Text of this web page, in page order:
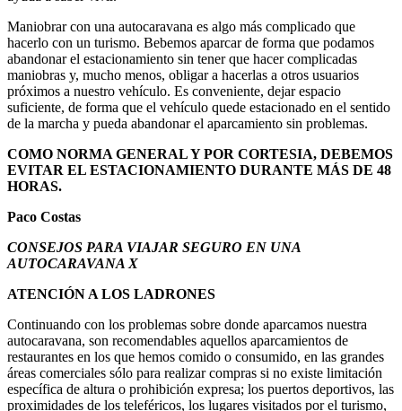
Maniobrar con una autocaravana es algo más complicado que
hacerlo con un turismo. Bebemos aparcar de forma que podamos
abandonar el estacionamiento sin tener que hacer complicadas
maniobras y, mucho menos, obligar a hacerlas a otros usuarios
próximos a nuestro vehículo. Es conveniente, dejar espacio
suficiente, de forma que el vehículo quede estacionado en el sentido
de la marcha y pueda abandonar el aparcamiento sin problemas.
COMO NORMA GENERAL Y POR CORTESIA, DEBEMOS
EVITAR EL ESTACIONAMIENTO DURANTE MÁS DE 48
HORAS.
Paco Costas
CONSEJOS PARA VIAJAR SEGURO EN UNA
AUTOCARAVANA X
ATENCIÓN A LOS LADRONES
Continuando con los problemas sobre donde aparcamos nuestra
autocaravana, son recomendables aquellos aparcamientos de
restaurantes en los que hemos comido o consumido, en las grandes
áreas comerciales sólo para realizar compras si no existe limitación
específica de altura o prohibición expresa; los puertos deportivos, las
proximidades de los teleféricos, los lugares visitados por el turismo,